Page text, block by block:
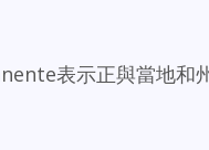
表示正與當地和